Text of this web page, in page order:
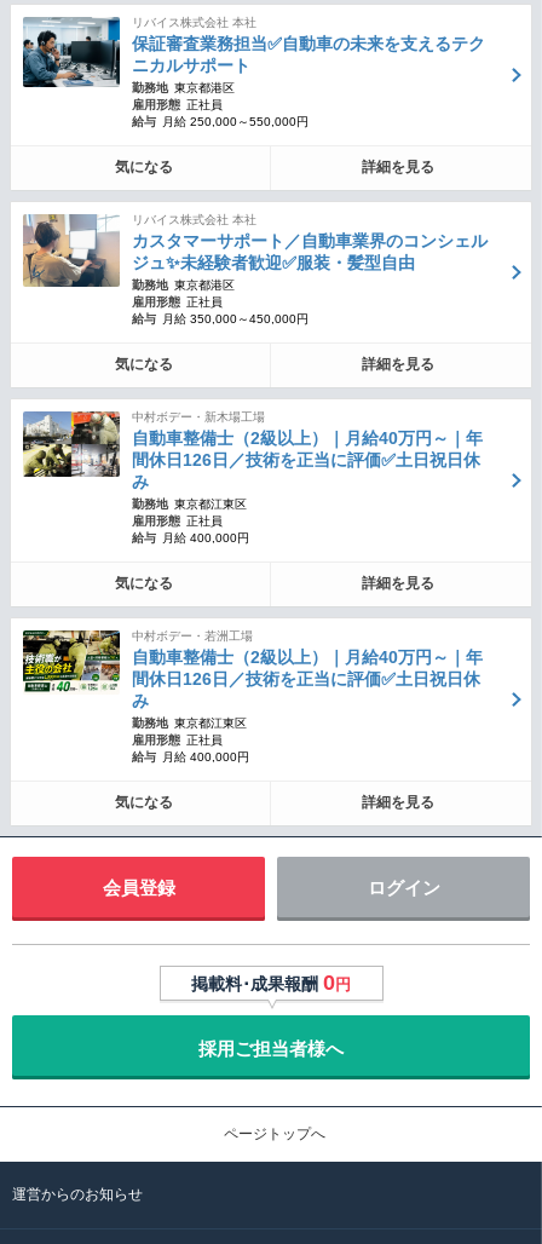
リバイス株式会社 本社
保証審査業務担当✅自動車の未来を支えるテク
ニカルサポート
勤務地 東京都港区
雇用形態 正社員
給与
月給 250,000～550,000円
気になる 詳細を見る
リバイス株式会社 本社
カスタマーサポート／自動車業界のコンシェル
ジュ✨未経験者歓迎✅服装・髪型自由
勤務地 東京都港区
雇用形態 正社員
給与
月給 350,000～450,000円
気になる 詳細を見る
中村ボデー・新木場工場
自動車整備士（2級以上）｜月給40万円～｜年
間休日126日／技術を正当に評価✅土日祝日休
み
勤務地 東京都江東区
雇用形態 正社員
給与
月給 400,000円
気になる 詳細を見る
中村ボデー・若洲工場
自動車整備士（2級以上）｜月給40万円～｜年
間休日126日／技術を正当に評価✅土日祝日休
み
勤務地 東京都江東区
雇用形態 正社員
給与
月給 400,000円
気になる 詳細を見る
会員登録 ログイン
掲載料･成果報酬 0円
採用ご担当者様へ
ページトップへ
運営からのお知らせ